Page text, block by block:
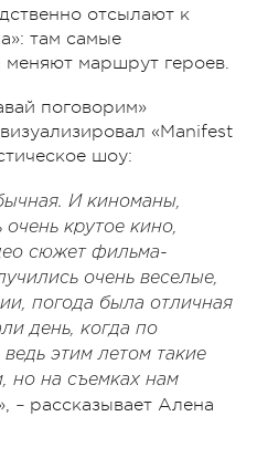
отсылают к
там самые
маршрут героев.
поговорим»
«Manifest
шоу:
И киноманы,
крутое кино,
сюжет фильма-
очень веселые,
погода была отличная
день, когда по
этим летом такие
но на съемках нам
– рассказывает Алена